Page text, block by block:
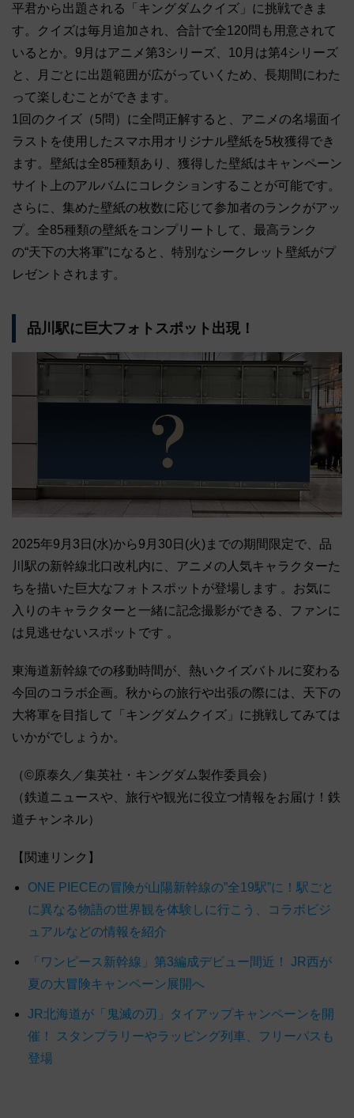
平君から出題される「キングダムクイズ」に挑戦できま
す。クイズは毎月追加され、合計で全120問も用意されて
いるとか。9月はアニメ第3シリーズ、10月は第4シリーズ
と、月ごとに出題範囲が広がっていくため、長期間にわた
って楽しむことができます。
1回のクイズ（5問）に全問正解すると、アニメの名場面イ
ラストを使用したスマホ用オリジナル壁紙を5枚獲得でき
ます。壁紙は全85種類あり、獲得した壁紙はキャンペーン
サイト上のアルバムにコレクションすることが可能です。
さらに、集めた壁紙の枚数に応じて参加者のランクがアッ
プ。全85種類の壁紙をコンプリートして、最高ランク
の“天下の大将軍”になると、特別なシークレット壁紙がプ
レゼントされます。
品川駅に巨大フォトスポット出現！
2025年9月3日(水)から9月30日(火)までの期間限定で、品
川駅の新幹線北口改札内に、アニメの人気キャラクターた
ちを描いた巨大なフォトスポットが登場します 。お気に
入りのキャラクターと一緒に記念撮影ができる、ファンに
は見逃せないスポットです 。
東海道新幹線での移動時間が、熱いクイズバトルに変わる
今回のコラボ企画。秋からの旅行や出張の際には、天下の
大将軍を目指して「キングダムクイズ」に挑戦してみては
いかがでしょうか。
（©原泰久／集英社・キングダム製作委員会）
（鉄道ニュースや、旅行や観光に役立つ情報をお届け！鉄
道チャンネル）
【関連リンク】
ONE PIECEの冒険が山陽新幹線の”全19駅”に！駅ごと
に異なる物語の世界観を体験しに行こう、コラボビジ
ュアルなどの情報を紹介
「ワンピース新幹線」第3編成デビュー間近！ JR西が
夏の大冒険キャンペーン展開へ
JR北海道が「鬼滅の刃」タイアップキャンペーンを開
催！ スタンプラリーやラッピング列車、フリーパスも
登場